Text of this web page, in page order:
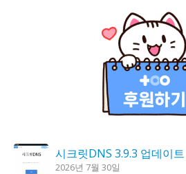
시크릿DNS 3.9.3 업데이트
2026년 7월 30일